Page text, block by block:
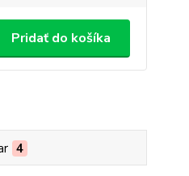
Pridať do košíka
4